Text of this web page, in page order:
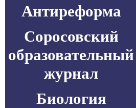
Антиреформа
Соросовский
образовательный
журнал
Биология